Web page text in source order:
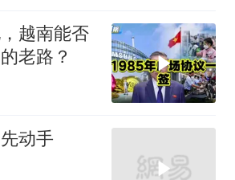
越南能否
老路？
动手